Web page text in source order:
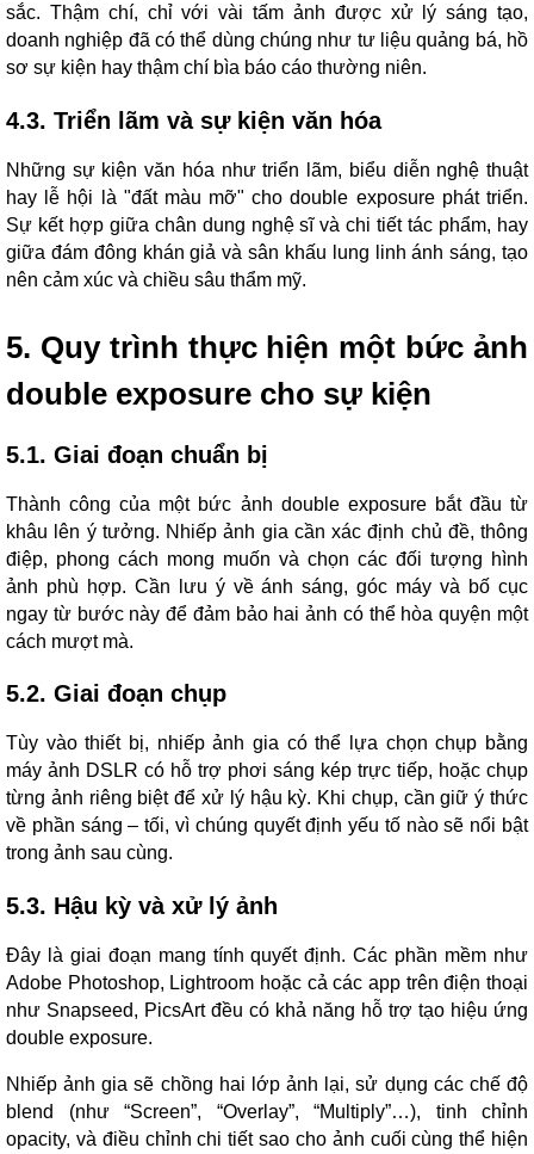
sắc. Thậm chí, chỉ với vài tấm ảnh được xử lý sáng tạo,
doanh nghiệp đã có thể dùng chúng như tư liệu quảng bá, hồ
sơ sự kiện hay thậm chí bìa báo cáo thường niên.
4.3. Triển lãm và sự kiện văn hóa
Những sự kiện văn hóa như triển lãm, biểu diễn nghệ thuật
hay lễ hội là "đất màu mỡ" cho double exposure phát triển.
Sự kết hợp giữa chân dung nghệ sĩ và chi tiết tác phẩm, hay
giữa đám đông khán giả và sân khấu lung linh ánh sáng, tạo
nên cảm xúc và chiều sâu thẩm mỹ.
5. Quy trình thực hiện một bức ảnh
double exposure cho sự kiện
5.1. Giai đoạn chuẩn bị
Thành công của một bức ảnh double exposure bắt đầu từ
khâu lên ý tưởng. Nhiếp ảnh gia cần xác định chủ đề, thông
điệp, phong cách mong muốn và chọn các đối tượng hình
ảnh phù hợp. Cần lưu ý về ánh sáng, góc máy và bố cục
ngay từ bước này để đảm bảo hai ảnh có thể hòa quyện một
cách mượt mà.
5.2. Giai đoạn chụp
Tùy vào thiết bị, nhiếp ảnh gia có thể lựa chọn chụp bằng
máy ảnh DSLR có hỗ trợ phơi sáng kép trực tiếp, hoặc chụp
từng ảnh riêng biệt để xử lý hậu kỳ. Khi chụp, cần giữ ý thức
về phần sáng – tối, vì chúng quyết định yếu tố nào sẽ nổi bật
trong ảnh sau cùng.
5.3. Hậu kỳ và xử lý ảnh
Đây là giai đoạn mang tính quyết định. Các phần mềm như
Adobe Photoshop, Lightroom hoặc cả các app trên điện thoại
như Snapseed, PicsArt đều có khả năng hỗ trợ tạo hiệu ứng
double exposure.
Nhiếp ảnh gia sẽ chồng hai lớp ảnh lại, sử dụng các chế độ
blend (như “Screen”, “Overlay”, “Multiply”…), tinh chỉnh
opacity, và điều chỉnh chi tiết sao cho ảnh cuối cùng thể hiện